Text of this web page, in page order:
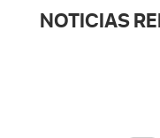
NOTICIAS